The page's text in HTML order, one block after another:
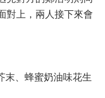
對上，兩人接下來會
末、蜂蜜奶油味花生